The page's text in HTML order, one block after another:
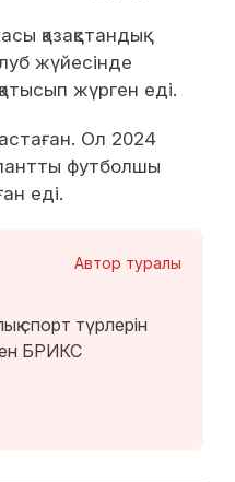
қазақстандық
жүйесінде
жүрген еді.
Ол 2024
футболшы
еді.
Автор туралы
спорт түрлерін
БРИКС